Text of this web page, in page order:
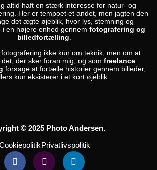
altid haft en stærk interesse for natur- og
Her er tempoet et andet, men jagten den
det ægte øjeblik, hvor lys, stemning og
en højere enhed gennem fotografering og
billedfortælling
ikke kun om teknik, men om at
der sker foran mig, og som freelance
forsøge at fortælle historier gennem billeder,
kun eksisterer i et kort øjeblik.
© 2025 Photo Andersen.
Privatlivspolitik
Facebook-
f
InstagramLinkedin